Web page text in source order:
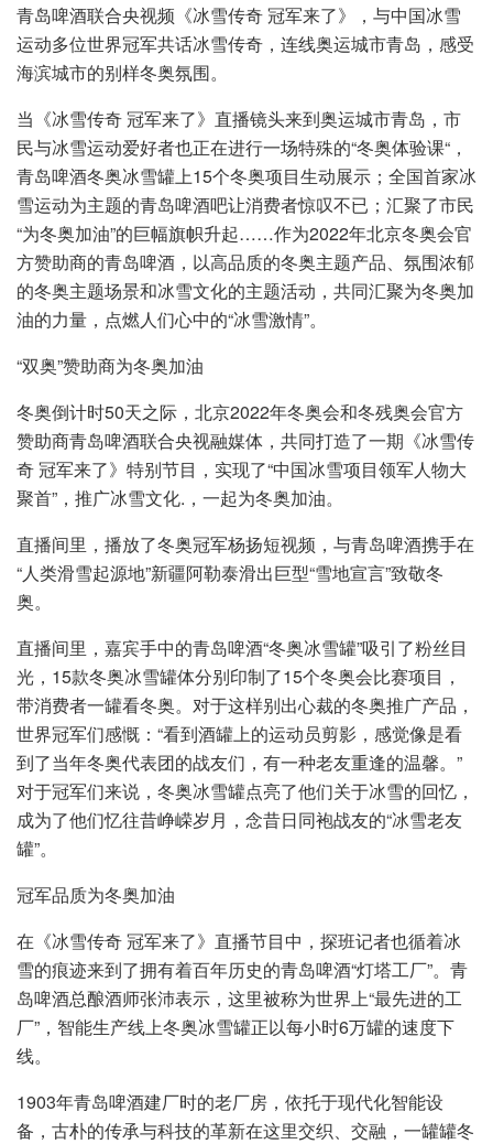
青岛啤酒联合央视频《冰雪传奇 冠军来了》，与中国冰雪
运动多位世界冠军共话冰雪传奇，连线奥运城市青岛，感受
海滨城市的别样冬奥氛围。
当《冰雪传奇 冠军来了》直播镜头来到奥运城市青岛，市
民与冰雪运动爱好者也正在进行一场特殊的“冬奥体验课“，
青岛啤酒冬奥冰雪罐上15个冬奥项目生动展示；全国首家冰
雪运动为主题的青岛啤酒吧让消费者惊叹不已；汇聚了市民
“为冬奥加油”的巨幅旗帜升起……作为2022年北京冬奥会官
方赞助商的青岛啤酒，以高品质的冬奥主题产品、氛围浓郁
的冬奥主题场景和冰雪文化的主题活动，共同汇聚为冬奥加
油的力量，点燃人们心中的“冰雪激情”。
“双奥”赞助商为冬奥加油
冬奥倒计时50天之际，北京2022年冬奥会和冬残奥会官方
赞助商青岛啤酒联合央视融媒体，共同打造了一期《冰雪传
奇 冠军来了》特别节目，实现了“中国冰雪项目领军人物大
聚首”，推广冰雪文化.，一起为冬奥加油。
直播间里，播放了冬奥冠军杨扬短视频，与青岛啤酒携手在
“人类滑雪起源地”新疆阿勒泰滑出巨型“雪地宣言”致敬冬
奥。
直播间里，嘉宾手中的青岛啤酒“冬奥冰雪罐”吸引了粉丝目
光，15款冬奥冰雪罐体分别印制了15个冬奥会比赛项目，
带消费者一罐看冬奥。对于这样别出心裁的冬奥推广产品，
世界冠军们感慨：“看到酒罐上的运动员剪影，感觉像是看
到了当年冬奥代表团的战友们，有一种老友重逢的温馨。”
对于冠军们来说，冬奥冰雪罐点亮了他们关于冰雪的回忆，
成为了他们忆往昔峥嵘岁月，念昔日同袍战友的“冰雪老友
罐”。
冠军品质为冬奥加油
在《冰雪传奇 冠军来了》直播节目中，探班记者也循着冰
雪的痕迹来到了拥有着百年历史的青岛啤酒“灯塔工厂”。青
岛啤酒总酿酒师张沛表示，这里被称为世界上“最先进的工
厂”，智能生产线上冬奥冰雪罐正以每小时6万罐的速度下
线。
1903年青岛啤酒建厂时的老厂房，依托于现代化智能设
备，古朴的传承与科技的革新在这里交织、交融，一罐罐冬